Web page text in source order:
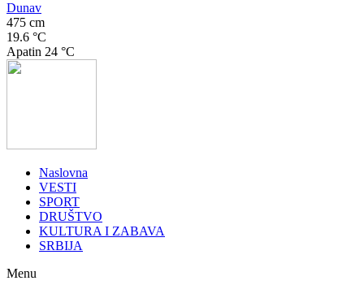
Dunav
475 cm
19.6 °C
Apatin 24 °C
Naslovna
VESTI
SPORT
DRUŠTVO
KULTURA I ZABAVA
SRBIJA
Menu